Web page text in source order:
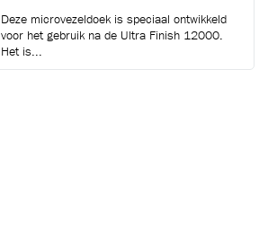
Deze microvezeldoek is speciaal ontwikkeld
voor het gebruik na de Ultra Finish 12000.
Het is...